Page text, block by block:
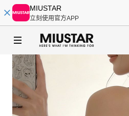
MIUSTAR
立刻使用官方APP